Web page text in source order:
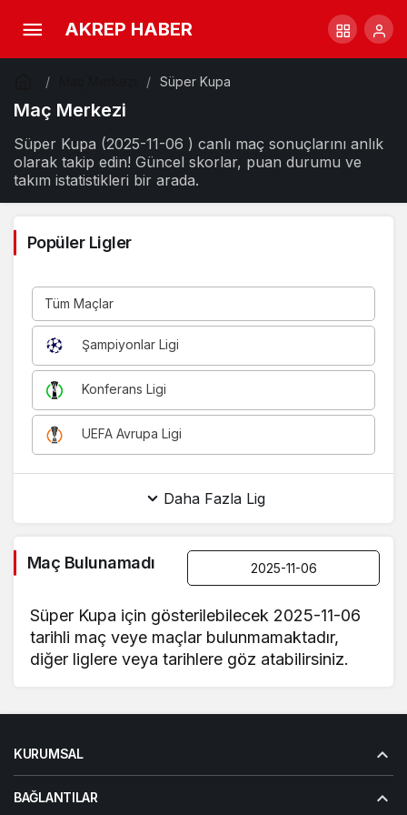
AKREP HABER
Süper Kupa
Maç Merkezi
Süper Kupa (2025-11-06 ) canlı maç sonuçlarını anlık
olarak takip edin! Güncel skorlar, puan durumu ve
takım istatistikleri bir arada.
Popüler Ligler
Tüm Maçlar
Şampiyonlar Ligi
Konferans Ligi
UEFA Avrupa Ligi
Daha Fazla Lig
Maç Bulunamadı
Süper Kupa için gösterilebilecek 2025-11-06
tarihli maç veye maçlar bulunmamaktadır,
diğer liglere veya tarihlere göz atabilirsiniz.
KURUMSAL
BAĞLANTILAR